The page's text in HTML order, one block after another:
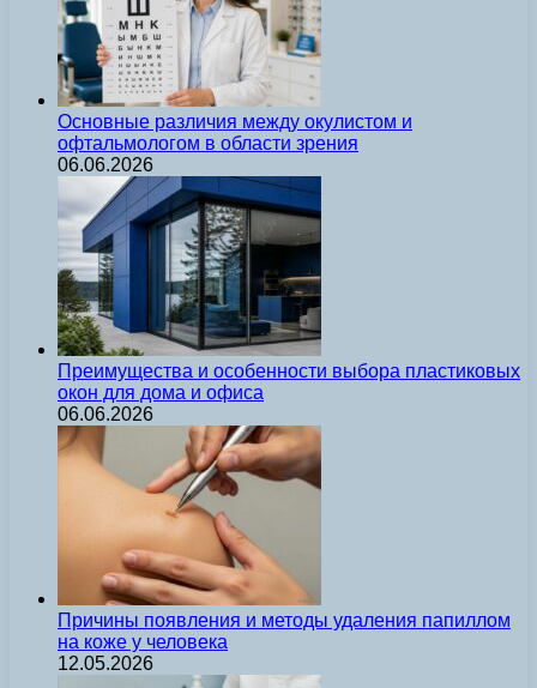
Основные различия между окулистом и
офтальмологом в области зрения
06.06.2026
Преимущества и особенности выбора пластиковых
окон для дома и офиса
06.06.2026
Причины появления и методы удаления папиллом
на коже у человека
12.05.2026